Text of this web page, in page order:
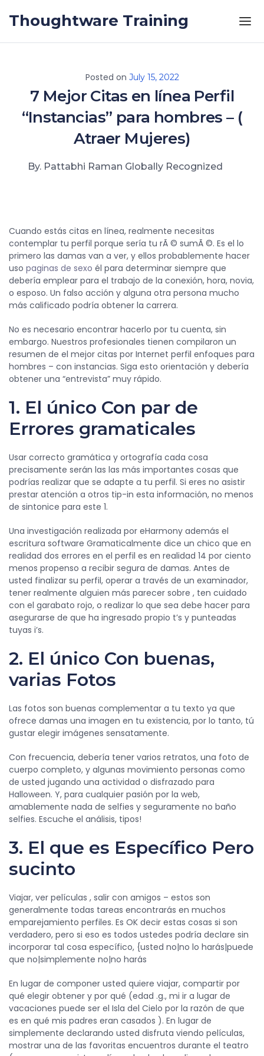
Thoughtware Training
Posted on July 15, 2022
7 Mejor Citas en línea Perfil
“Instancias” para hombres – (
Atraer Mujeres)
By. Pattabhi Raman Globally Recognized
Cuando estás citas en línea, realmente necesitas
contemplar tu perfil porque sería tu rÃ © sumÃ ©. Es el lo
primero las damas van a ver, y ellos probablemente hacer
uso paginas de sexo él para determinar siempre que
debería emplear para el trabajo de la conexión, hora, novia,
o esposo. Un falso acción y alguna otra persona mucho
más calificado podría obtener la carrera.
No es necesario encontrar hacerlo por tu cuenta, sin
embargo. Nuestros profesionales tienen compilaron un
resumen de el mejor citas por Internet perfil enfoques para
hombres – con instancias. Siga esto orientación y debería
obtener una “entrevista” muy rápido.
1. El único Con par de
Errores gramaticales
Usar correcto gramática y ortografía cada cosa
precisamente serán las las más importantes cosas que
podrías realizar que se adapte a tu perfil. Si eres no asistir
prestar atención a otros tip-in esta información, no menos
de sintonice para este 1.
Una investigación realizada por eHarmony además el
escritura software Gramaticalmente dice un chico que en
realidad dos errores en el perfil es en realidad 14 por ciento
menos propenso a recibir segura de damas. Antes de
usted finalizar su perfil, operar a través de un examinador,
tener realmente alguien más parecer sobre , ten cuidado
con el garabato rojo, o realizar lo que sea debe hacer para
asegurarse de que ha ingresado propio t’s y punteadas
tuyas i’s.
2. El único Con buenas,
varias Fotos
Las fotos son buenas complementar a tu texto ya que
ofrece damas una imagen en tu existencia, por lo tanto, tú
gustar elegir imágenes sensatamente.
Con frecuencia, debería tener varios retratos, una foto de
cuerpo completo, y algunas movimiento personas como
de usted jugando una actividad o disfrazado para
Halloween. Y, para cualquier pasión por la web,
amablemente nada de selfies y seguramente no baño
selfies. Escuche el análisis, tipos!
3. El que es Específico Pero
sucinto
Viajar, ver películas , salir con amigos – estos son
generalmente todas tareas encontrarás en muchos
emparejamiento perfiles. Es OK decir estas cosas si son
verdadero, pero si eso es todos ustedes podría declare sin
incorporar tal cosa específico, {usted no|no lo harás|puede
que no|simplemente no|no harás
En lugar de componer usted quiere viajar, compartir por
qué elegir obtener y por qué (edad .g., mi ir a lugar de
vacaciones puede ser el Isla del Cielo por la razón de que
es en qué mis padres eran casados ​​). En lugar de
simplemente declarando usted disfruta viendo películas,
mostrar una de las favoritas encuentros durante el teatro